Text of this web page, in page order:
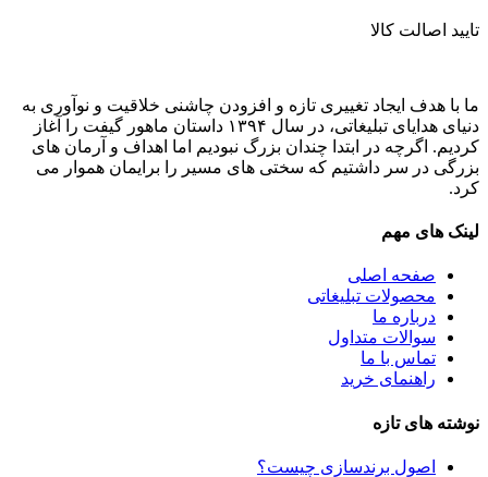
تایید اصالت کالا
ما با هدف ایجاد تغییری تازه و افزودن چاشنی خلاقیت و نوآوری به
دنیای هدایای تبلیغاتی، در سال ۱۳۹۴ داستان ماهور گیفت را آغاز
کردیم. اگرچه در ابتدا چندان بزرگ نبودیم اما اهداف و آرمان های
بزرگی در سر داشتیم که سختی های مسیر را برایمان هموار می
کرد.
لینک های مهم
صفحه اصلی
محصولات تبلیغاتی
درباره ما
سوالات متداول
تماس با ما
راهنمای خرید
نوشته های تازه
اصول برندسازی چیست؟